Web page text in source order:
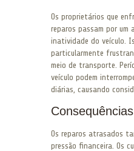
Os proprietários que
reparos passam por um
inatividade do veículo.
particularmente
meio de transporte.
veículo podem
diárias, causando
Os reparos atrasados
pressão financeira. Os